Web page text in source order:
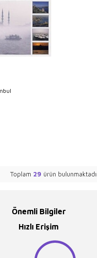
Toplam 29 ürün
Önemli Bilgiler
Hızlı Erişim